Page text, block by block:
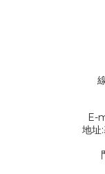
E-
地址